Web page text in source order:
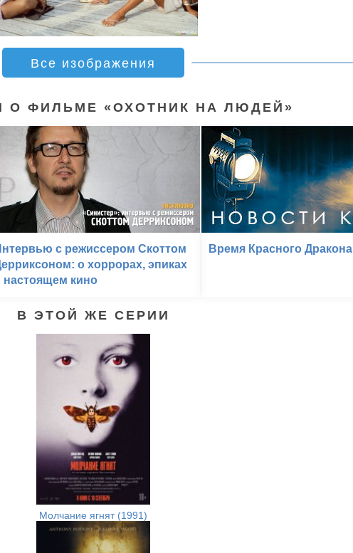
Все изображения
О ФИЛЬМЕ «ОХОТНИК НА ЛЮДЕЙ»
с режиссером Скоттом
о хоррорах, эпиках
настоящем кино
Время Красного Дракона
В ЭТОЙ ЖЕ СЕРИИ
Молчание ягнят (1991)